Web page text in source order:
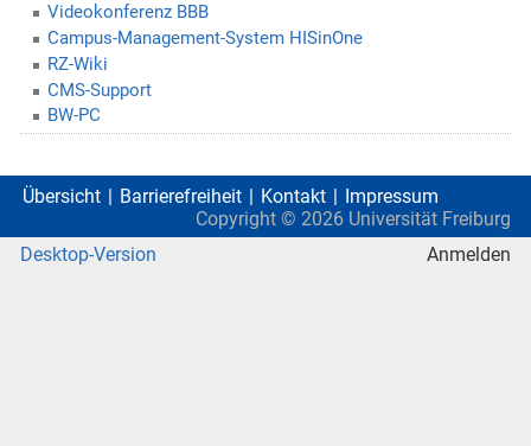
Videokonferenz BBB
Campus-Management-System HISinOne
RZ-Wiki
CMS-Support
BW-PC
Übersicht Barrierefreiheit Kontakt
Impressum
Copyright © 2026 Universität Freiburg
Desktop-Version
Anmelden